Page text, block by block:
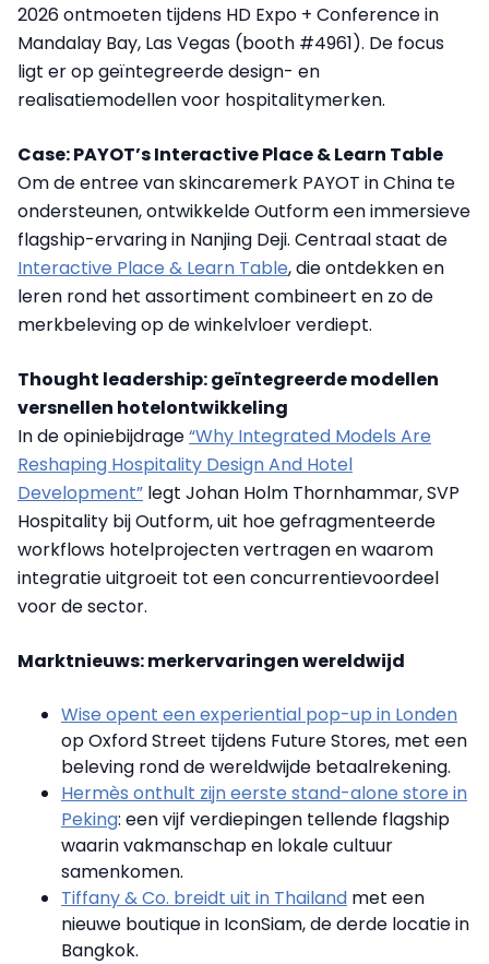
2026 ontmoeten tijdens HD Expo + Conference in
Mandalay Bay, Las Vegas (booth #4961). De focus
ligt er op geïntegreerde design- en
realisatiemodellen voor hospitalitymerken.
Case: PAYOT’s Interactive Place & Learn Table
Om de entree van skincaremerk PAYOT in China te
ondersteunen, ontwikkelde Outform een immersieve
flagship-ervaring in Nanjing Deji. Centraal staat de
Interactive Place & Learn Table, die ontdekken en
leren rond het assortiment combineert en zo de
merkbeleving op de winkelvloer verdiept.
Thought leadership: geïntegreerde modellen
versnellen hotelontwikkeling
In de opiniebijdrage“Why Integrated Models Are
Reshaping Hospitality Design And Hotel
Development” legt Johan Holm Thornhammar, SVP
Hospitality bij Outform, uit hoe gefragmenteerde
workflows hotelprojecten vertragen en waarom
integratie uitgroeit tot een concurrentievoordeel
voor de sector.
Marktnieuws: merkervaringen wereldwijd
Wise opent een experiential pop-up in Londen
op Oxford Street tijdens Future Stores, met een
beleving rond de wereldwijde betaalrekening.
Hermès onthult zijn eerste stand-alone store in
Peking: een vijf verdiepingen tellende flagship
waarin vakmanschap en lokale cultuur
samenkomen.
Tiffany & Co. breidt uit in Thailand met een
nieuwe boutique in IconSiam, de derde locatie in
Bangkok.